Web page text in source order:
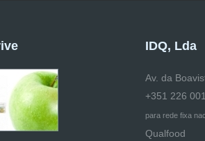
IDQ, Lda
Av. da
+351 226
para rede fixa
Qualfood